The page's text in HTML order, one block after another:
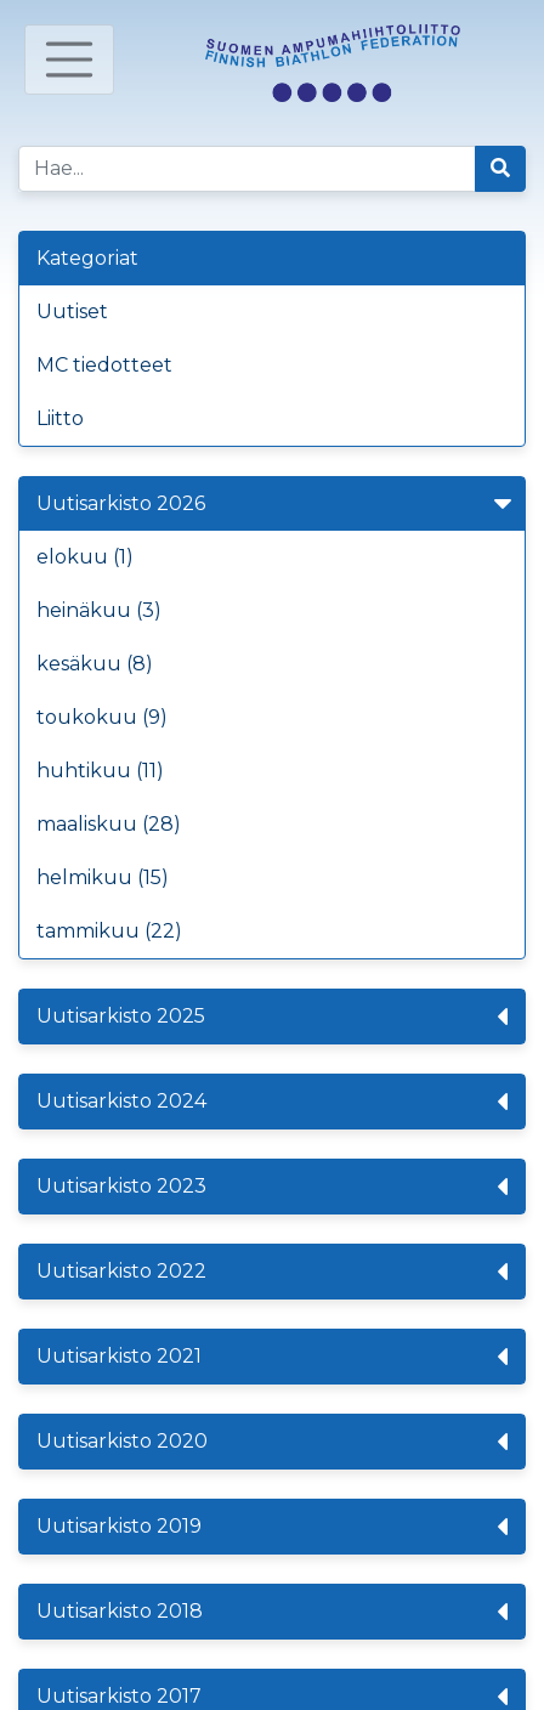
Kategoriat
Uutiset
MC tiedotteet
Liitto
Uutisarkisto 2026
elokuu (1)
heinäkuu (3)
kesäkuu (8)
toukokuu (9)
huhtikuu (11)
maaliskuu (28)
helmikuu (15)
tammikuu (22)
Uutisarkisto 2025
Uutisarkisto 2024
Uutisarkisto 2023
Uutisarkisto 2022
Uutisarkisto 2021
Uutisarkisto 2020
Uutisarkisto 2019
Uutisarkisto 2018
Uutisarkisto 2017